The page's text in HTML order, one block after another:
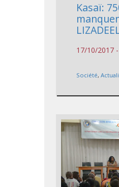
Kasaï:
17/10/2017
Société,